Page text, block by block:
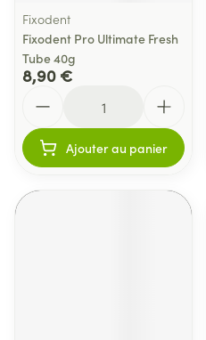
Fixodent
Fixodent Pro Ultimate Fresh
Tube 40g
8,90 €
Ajouter au panier